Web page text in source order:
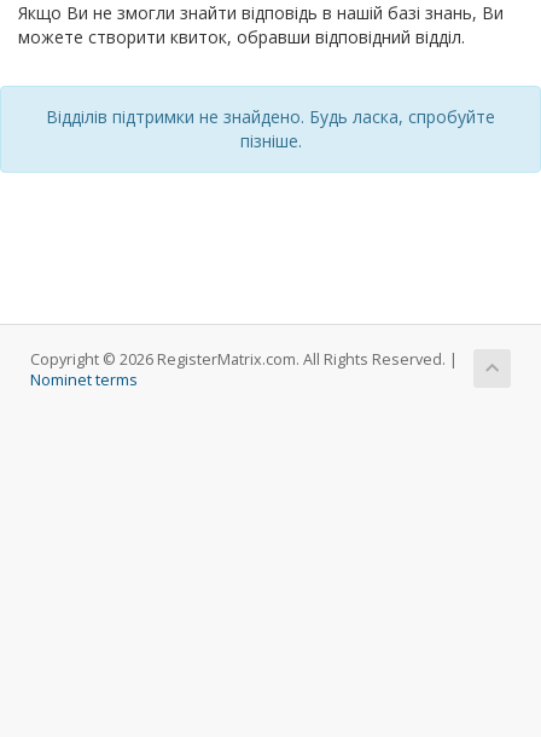
Якщо Ви не змогли знайти відповідь в нашій базі знань, Ви
можете створити квиток, обравши відповідний відділ.
Відділів підтримки не знайдено. Будь ласка, спробуйте
пізніше.
Copyright © 2026 RegisterMatrix.com. All Rights Reserved. |
Nominet terms